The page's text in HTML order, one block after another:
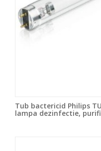
Tub bactericid Philips
lampa dezinfectie,